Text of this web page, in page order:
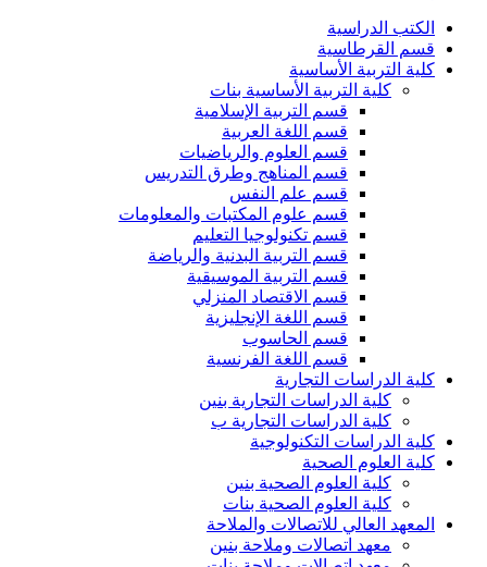
الكتب الدراسية
قسم القرطاسية
كلية التربية الأساسية
كلية التربية الأساسية بنات
قسم التربية الإسلامية
قسم اللغة العربية
قسم العلوم والرياضيات
قسم المناهج وطرق التدريس
قسم علم النفس
قسم علوم المكتبات والمعلومات
قسم تكنولوجيا التعليم
قسم التربية البدنية والرياضة
قسم التربية الموسيقية
قسم الاقتصاد المنزلي
قسم اللغة الإنجليزية
قسم الحاسوب
قسم اللغة الفرنسية
كلية الدراسات التجارية
كلية الدراسات التجارية بنين
كلية الدراسات التجارية ب
كلية الدراسات التكنولوجية
كلية العلوم الصحية
كلية العلوم الصحية بنين
كلية العلوم الصحية بنات
المعهد العالي للاتصالات والملاحة
معهد اتصالات وملاحة بنين